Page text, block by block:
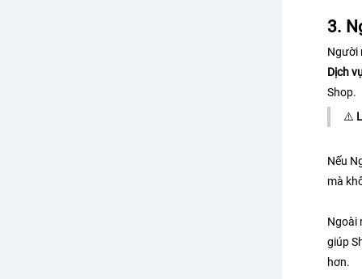
3.
Người
Dịch
Shop.
⚠️
Nếu
mà
Ngoài
giúp
hơn.